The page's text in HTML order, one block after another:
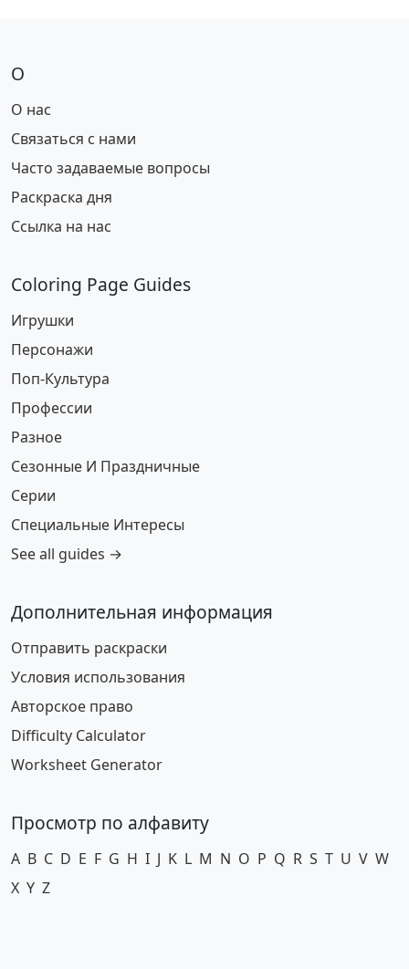
О
О нас
Связаться с нами
Часто задаваемые вопросы
Раскраска дня
Ссылка на нас
Coloring Page Guides
Игрушки
Персонажи
Поп-Культура
Профессии
Разное
Сезонные И Праздничные
Серии
Специальные Интересы
See all guides →
Дополнительная информация
Отправить раскраски
Условия использования
Авторское право
Difficulty Calculator
Worksheet Generator
Просмотр по алфавиту
A B C D E F G H I J K L M N O P Q R S T U V W
X Y Z